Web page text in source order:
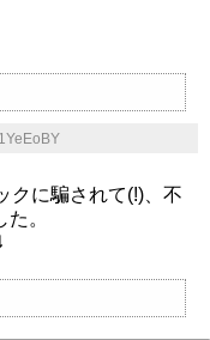
クに騙されて(!)、不
。